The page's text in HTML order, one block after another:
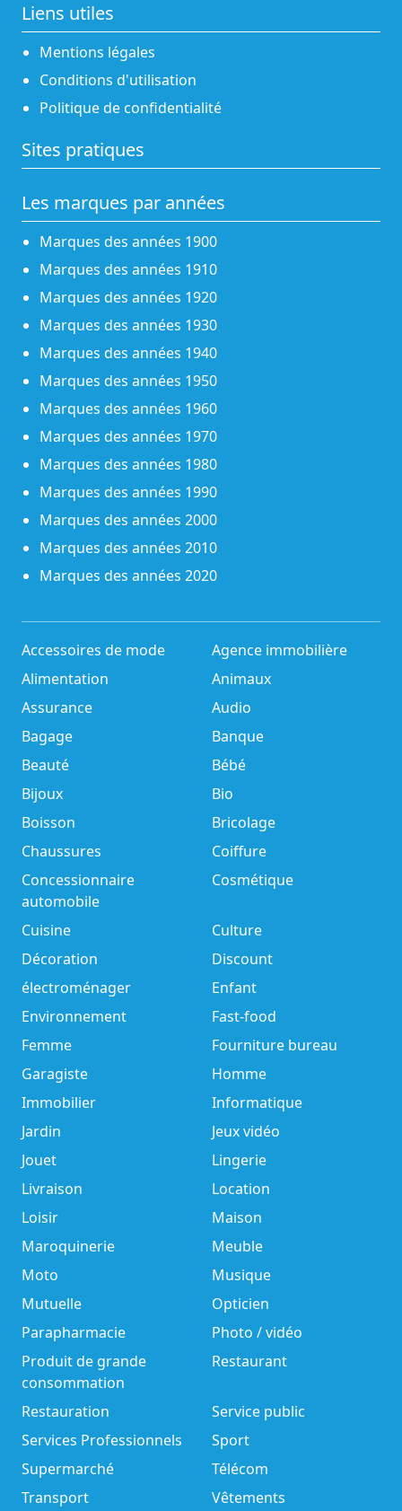
Liens utiles
Mentions légales
Conditions d'utilisation
Politique de confidentialité
Sites pratiques
Les marques par années
Marques des années 1900
Marques des années 1910
Marques des années 1920
Marques des années 1930
Marques des années 1940
Marques des années 1950
Marques des années 1960
Marques des années 1970
Marques des années 1980
Marques des années 1990
Marques des années 2000
Marques des années 2010
Marques des années 2020
Accessoires de mode
Agence immobilière
Alimentation
Animaux
Assurance
Audio
Bagage
Banque
Beauté
Bébé
Bijoux
Bio
Boisson
Bricolage
Chaussures
Coiffure
Concessionnaire
automobile
Cosmétique
Cuisine
Culture
Décoration
Discount
électroménager
Enfant
Environnement
Fast-food
Femme
Fourniture bureau
Garagiste
Homme
Immobilier
Informatique
Jardin
Jeux vidéo
Jouet
Lingerie
Livraison
Location
Loisir
Maison
Maroquinerie
Meuble
Moto
Musique
Mutuelle
Opticien
Parapharmacie
Photo / vidéo
Produit de grande
consommation
Restaurant
Restauration
Service public
Services Professionnels
Sport
Supermarché
Télécom
Transport
Vêtements